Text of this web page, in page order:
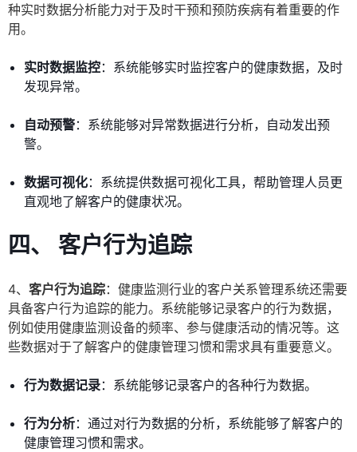
种实时数据分析能力对于及时干预和预防疾病有着重要的作
用。
实时数据监控：系统能够实时监控客户的健康数据，及时
发现异常。
自动预警：系统能够对异常数据进行分析，自动发出预
警。
数据可视化：系统提供数据可视化工具，帮助管理人员更
直观地了解客户的健康状况。
四、 客户行为追踪
4、 客户行为追踪：健康监测行业的客户关系管理系统还需要
具备客户行为追踪的能力。系统能够记录客户的行为数据，
例如使用健康监测设备的频率、参与健康活动的情况等。这
些数据对于了解客户的健康管理习惯和需求具有重要意义。
行为数据记录：系统能够记录客户的各种行为数据。
行为分析：通过对行为数据的分析，系统能够了解客户的
健康管理习惯和需求。